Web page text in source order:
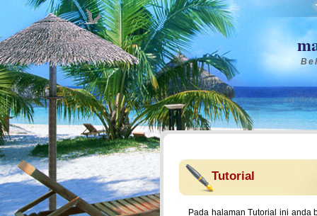
Tutorial
Pada halaman Tutorial ini anda